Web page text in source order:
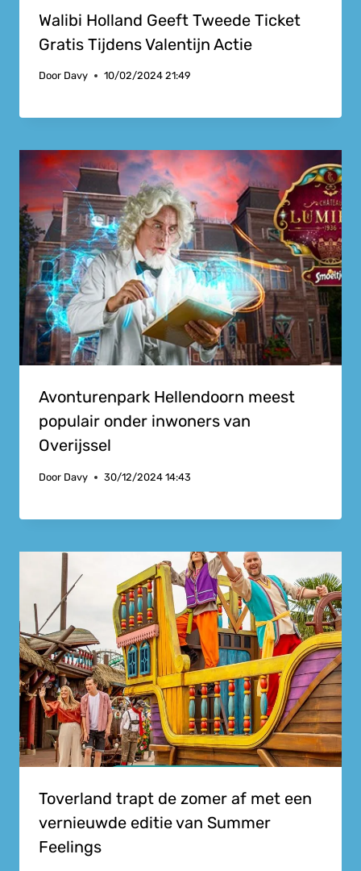
Walibi Holland Geeft Tweede Ticket
Gratis Tijdens Valentijn Actie
Door Davy 10/02/2024 21:49
Avonturenpark Hellendoorn meest
populair onder inwoners van
Overijssel
Door Davy 30/12/2024 14:43
Toverland trapt de zomer af met een
vernieuwde editie van Summer
Feelings